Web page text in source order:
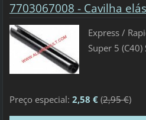
7703067008 - Cavilha
Express /
Super 5 (C40)
Preço especial: 2,58 €(2,95 €)